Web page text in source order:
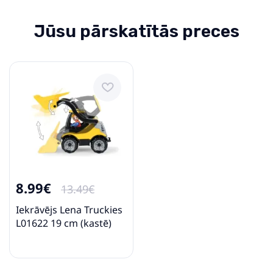
Jūsu pārskatītās preces
8.99€ 13.49€
Iekrāvējs Lena Truckies
L01622 19 cm (kastē)